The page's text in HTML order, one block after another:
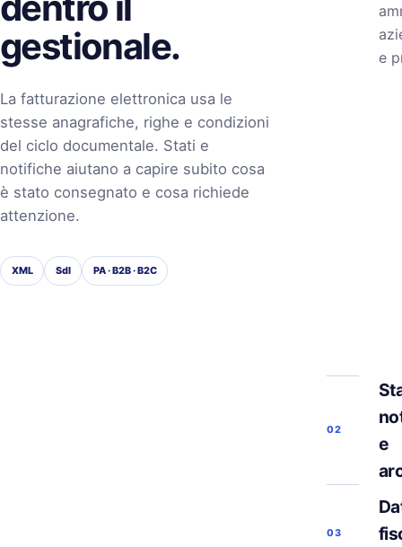
gestionale.
La fatturazione elettronica usa le
stesse anagrafiche, righe e condizioni
del ciclo documentale. Stati e
notifiche aiutano a capire subito cosa
è stato consegnato e cosa richiede
attenzione.
XML SdI PA · B2B · B2C
e
02
e
03